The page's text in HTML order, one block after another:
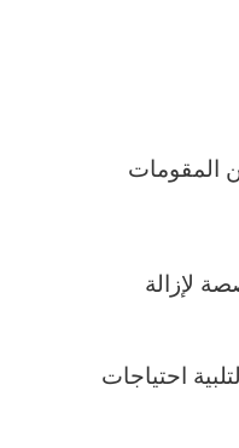
المقومات
لإزالة
24 ساعة طوال أيام الأسبوع لتلبية احتياجات